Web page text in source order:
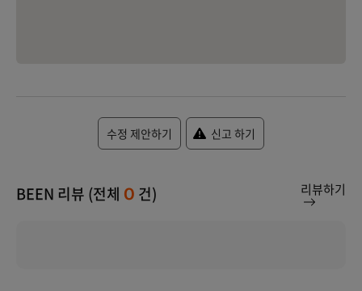
수정 제안하기 신고 하기
BEEN 리뷰 (전체 0 건) 리뷰하기